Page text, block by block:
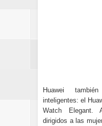
Huawei
inteligentes: el
Watch Elegant.
dirigidos a las